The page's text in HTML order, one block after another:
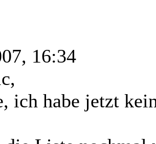
16:34
ich habe jetzt